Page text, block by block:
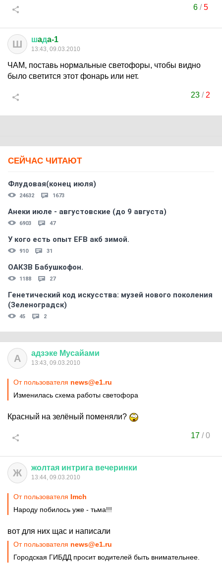
6/5
Ш шaдa-1
13:43, 09.03.2010
ЧАМ, поставь нормальные светофоры, чтобы видно
было светится этот фонарь или нет.
23 / 2
СЕЙЧАС ЧИТАЮТ
Флудовая(конец июля)
24632 1673
Анеки июле - августовские (до 9 августа)
6903 47
У кого есть опыт EFB акб зимой.
910 31
ОАКЗВ Бабушкофон.
1188 27
Генетический код искусства: музей нового поколения
(Зеленоградск)
45 2
А адзэке Мусайами
13:43, 09.03.2010
От пользователя news@e1.ru
Изменилась схема работы светофора
Красный на зелёный поменяли?
17 /0
Ж жолтая интрига вечеринки
13:44, 09.03.2010
От пользователя Imch
Народу побилось уже - тьма!!!
вот для них щас и написали
От пользователя news@e1.ru
Городская ГИБДД просит водителей быть внимательнее.